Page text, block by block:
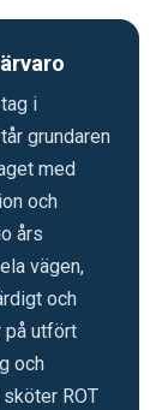
i
grundaren
med
och
års
vägen,
och
på utfört
och
ROT